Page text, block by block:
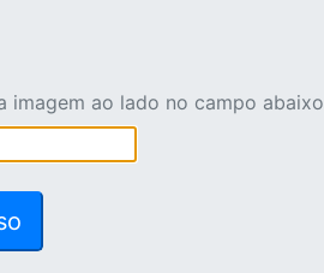
imagem ao lado no campo abaixo